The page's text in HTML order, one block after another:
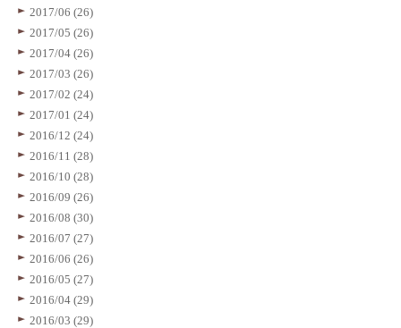
2017/06 (26)
2017/05 (26)
2017/04 (26)
2017/03 (26)
2017/02 (24)
2017/01 (24)
2016/12 (24)
2016/11 (28)
2016/10 (28)
2016/09 (26)
2016/08 (30)
2016/07 (27)
2016/06 (26)
2016/05 (27)
2016/04 (29)
2016/03 (29)